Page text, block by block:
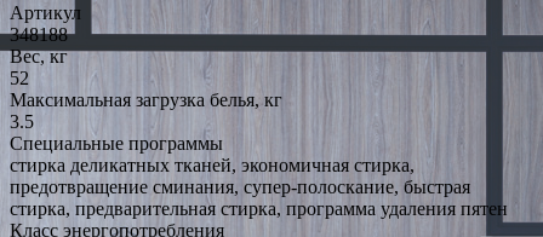
Артикул
348188
Вес, кг
52
Максимальная загрузка белья, кг
3.5
Специальные программы
стирка деликатных тканей, экономичная стирка,
предотвращение сминания, супер-полоскание, быстрая
стирка, предварительная стирка, программа удаления пятен
Класс энергопотребления